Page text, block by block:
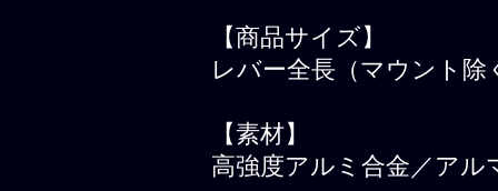
【商品サイズ】
レバー全長（マウント除
【素材】
高強度アルミ合金／アル